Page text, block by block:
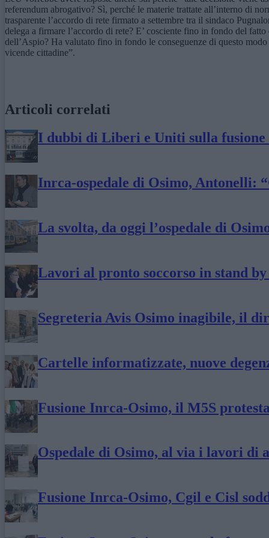
referendum abrogativo? Sì, perché le materie trattate all’interno di
trasparente l’accordo di rete firmato a settembre tra il sindaco
delega a firmare l’accordo di rete? E’ cosciente fino in fondo del
dell’Aspio? Ha valutato fino in fondo le conseguenze di questo
vicende cittadine”.
Articoli correlati
I dubbi di Liberi e Uniti sulla
Inrca-ospedale di Osimo, Antonelli:
La svolta, da oggi l’ospedale di
Lavori al pronto soccorso in stand
Segreteria Avis Osimo inagibile, il
Cartelle informatizzate, nuove
Fusione Inrca-Osimo, il M5S
Ospedale di Osimo, al via i lavori di
Fusione Inrca-Osimo, Cgil e Cisl